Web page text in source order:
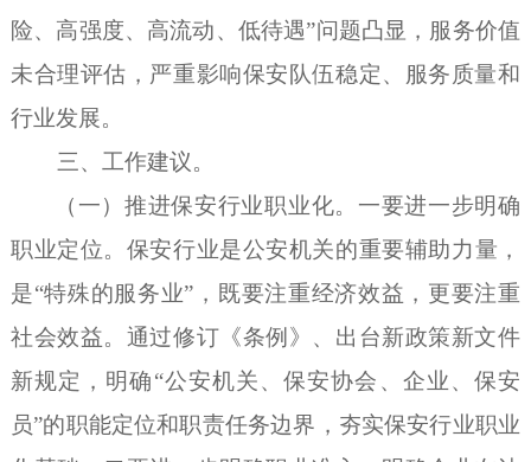
险、高强度、高流动、低待遇”问题凸显，服务价值
未合理评估，严重影响保安队伍稳定、服务质量和
行业发展。
三、工作建议。
（ 一）推进保安行业职业化。 一要进一步明确
职业定位。 保安行业是公安机关的重要辅助力量 ，
是“特殊的服务业”， 既要注重经济效益 ， 更要注重
社会效益。 通过修订《条例》、出台新政策新文件
新规定， 明确“公安机关、保安协会、企业、保安
员”的职能定位和职责任务边界 ，夯实保安行业职业